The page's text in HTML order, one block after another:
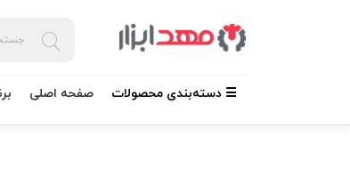
☰ دسته‌بندی محصولات صفحه اصلی